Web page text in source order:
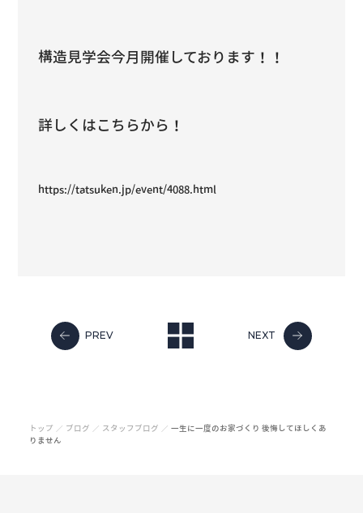
構造見学会今月開催しております！！
詳しくはこちらから！
https://tatsuken.jp/event/4088.html
PREV NEXT
トップ ／ ブログ ／ スタッフブログ ／ 一生に一度のお家づくり 後悔してほしくあ
りません